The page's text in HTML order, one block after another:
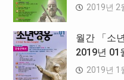
2019년 2
월간 「소
2019년 01
2019년 1